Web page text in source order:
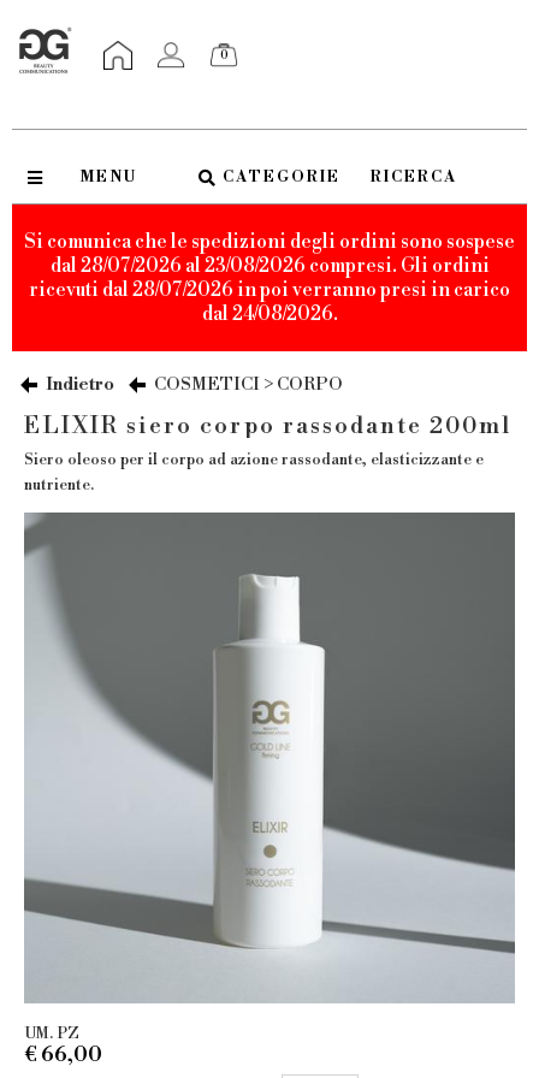
0
MENU CATEGORIE RICERCA
Si comunica che le spedizioni degli ordini sono sospese
dal 28/07/2026 al 23/08/2026 compresi. Gli ordini
ricevuti dal 28/07/2026 in poi verranno presi in carico
dal 24/08/2026.
Indietro COSMETICI > CORPO
ELIXIR siero corpo rassodante 200ml
Siero oleoso per il corpo ad azione rassodante, elasticizzante e
nutriente.
UM. PZ
€ 66,00